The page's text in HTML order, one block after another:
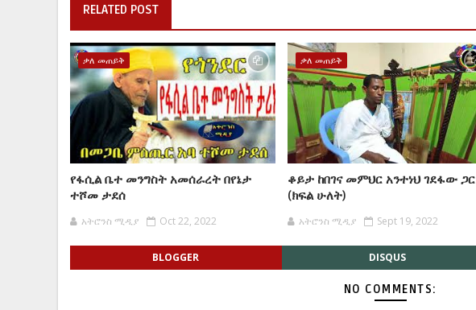
RELATED POST
ቃለ መጠይቅ
የፋሲል ቤተ መንግስት አመሰራረት በየኔታ
ተሾመ ታደሰ
አትሮንስ ሚዲያ Oct 22, 2022
ቃለ መጠይቅ
ቆይታ ከበገና መምህር አንተነህ ገደፋው ጋር
(ክፍል ሁለት)
አትሮንስ ሚዲያ Sept 19, 2022
BLOGGER DISQUS
NO COMMENTS: